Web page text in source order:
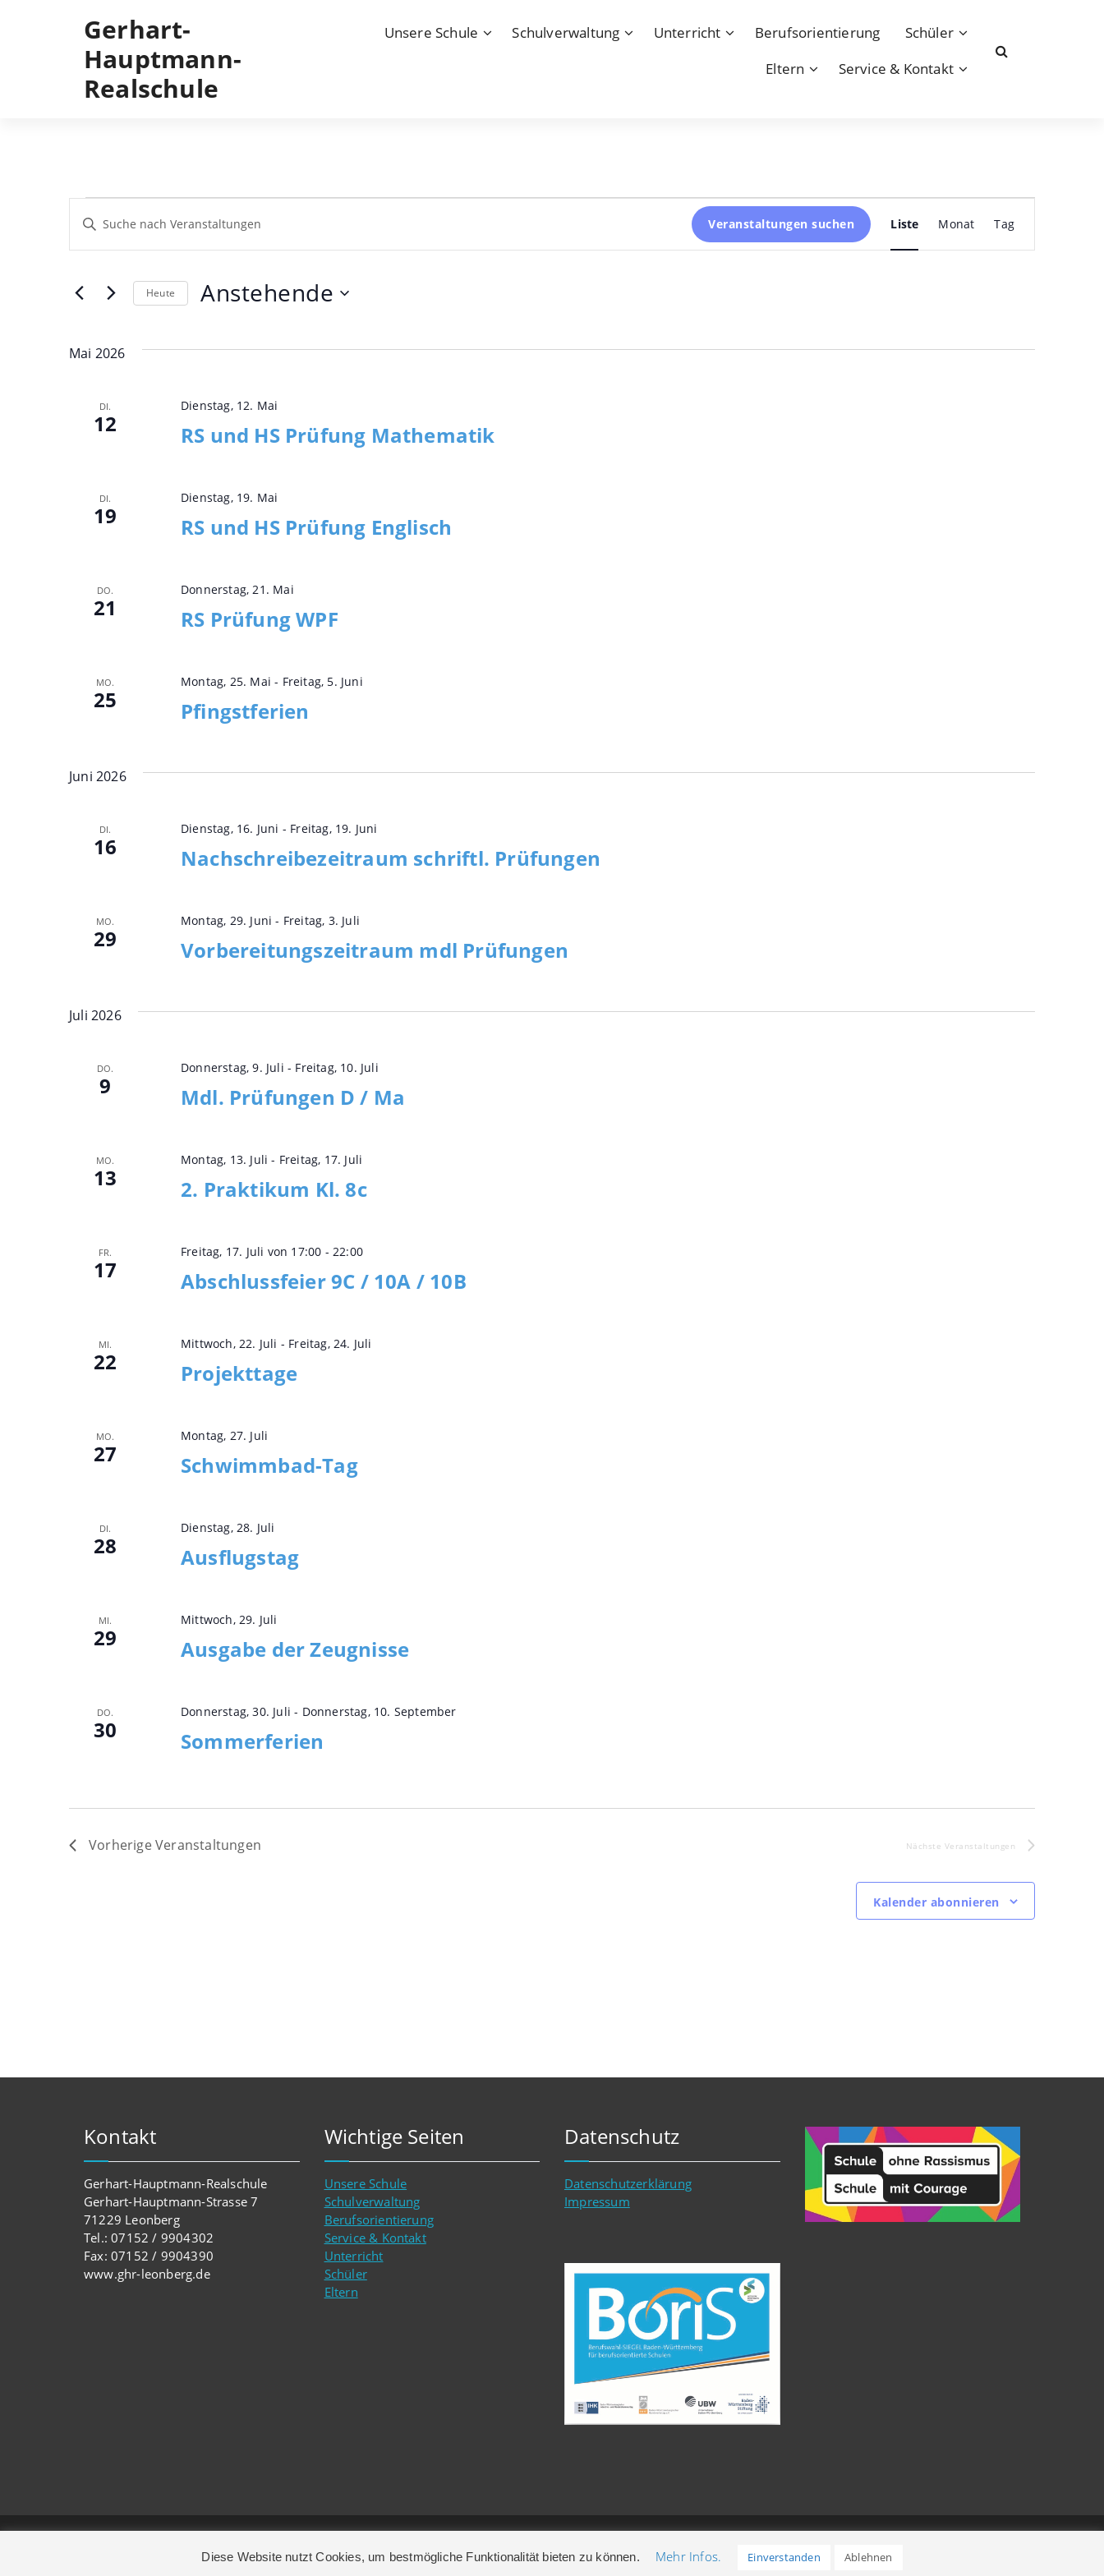
Gerhart-
Hauptmann-
Realschule
Unsere Schule Schulverwaltung Unterricht Berufsorientierung
Schüler
Eltern
Service & Kontakt
Veranstaltungen
Veranstaltungen
Such-
Ansichtennavigation
Geben
Sie
Das
nach
Veranstaltungen suchen
Veranstaltung
Ansichten-
Liste Monat Tag
Heute Anstehende
Mai 2026
DI.
12 RS und HS Prüfung Mathematik
Dienstag, 12. Mai
DI.
19 RS und HS Prüfung Englisch
Dienstag, 19. Mai
DO.
21 RS Prüfung WPF
Donnerstag, 21. Mai
MO.
25 Pfingstferien
Montag, 25. Mai - Freitag, 5. Juni
Juni 2026
DI.
16 Nachschreibezeitraum schriftl. Prüfungen
Dienstag, 16. Juni - Freitag, 19. Juni
MO.
29 Vorbereitungszeitraum mdl Prüfungen
Montag, 29. Juni - Freitag, 3. Juli
Juli 2026
DO.
9 Mdl. Prüfungen D / Ma
Donnerstag, 9. Juli - Freitag, 10. Juli
MO.
13 2. Praktikum Kl. 8c
Montag, 13. Juli - Freitag, 17. Juli
FR.
17 Abschlussfeier 9C / 10A / 10B
Freitag, 17. Juli von 17:00 - 22:00
MI.
22 Projekttage
Mittwoch, 22. Juli - Freitag, 24. Juli
MO.
27 Schwimmbad-Tag
Montag, 27. Juli
DI.
28 Ausflugstag
Dienstag, 28. Juli
MI.
29 Ausgabe der Zeugnisse
Mittwoch, 29. Juli
DO.
30 Sommerferien
Donnerstag, 30. Juli - Donnerstag, 10. September
Vorherige Veranstaltungen Nächste Veranstaltungen
Kalender abonnieren
Kontakt
Gerhart-Hauptmann-Realschule
Gerhart-Hauptmann-Strasse 7
71229 Leonberg
Tel.: 07152 / 9904302
Fax: 07152 / 9904390
www.ghr-leonberg.de
Wichtige Seiten
Unsere Schule
Schulverwaltung
Berufsorientierung
Service & Kontakt
Unterricht
Schüler
Eltern
Datenschutz
Datenschutzerklärung
Impressum
Diese Website nutzt Cookies, um bestmögliche Funktionalität bieten zu können. Mehr Infos. Einverstanden Ablehnen